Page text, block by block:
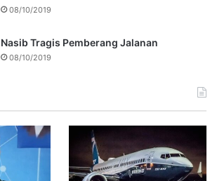
08/10/2019
Nasib Tragis Pemberang Jalanan
08/10/2019